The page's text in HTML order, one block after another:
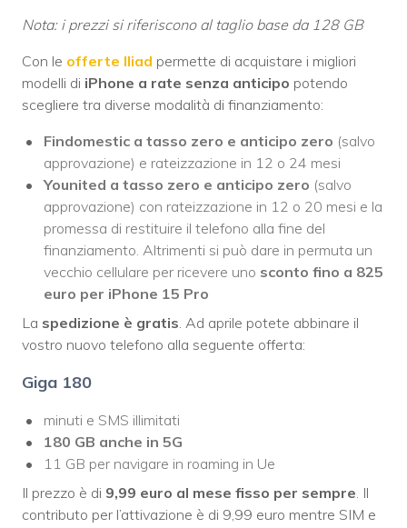
Nota: i prezzi si riferiscono al taglio base da 128 GB
Con le offerte Iliad permette di acquistare i migliori
modelli di iPhone a rate senza anticipo potendo
scegliere tra diverse modalità di finanziamento:
Findomestic a tasso zero e anticipo zero (salvo
approvazione) e rateizzazione in 12 o 24 mesi
Younited a tasso zero e anticipo zero (salvo
approvazione) con rateizzazione in 12 o 20 mesi e la
promessa di restituire il telefono alla fine del
finanziamento. Altrimenti si può dare in permuta un
vecchio cellulare per ricevere uno sconto fino a 825
euro per iPhone 15 Pro
La spedizione è gratis. Ad aprile potete abbinare il
vostro nuovo telefono alla seguente offerta:
Giga 180
minuti e SMS illimitati
180 GB anche in 5G
11 GB per navigare in roaming in Ue
Il prezzo è di 9,99 euro al mese fisso per sempre. Il
contributo per l’attivazione è di 9,99 euro mentre SIM e